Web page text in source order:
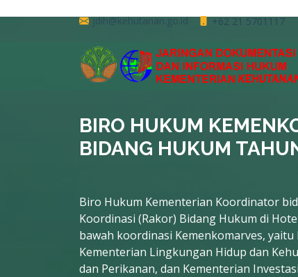
jdih@kehutanan.go.id +62 21 5701117
BIRO HUKUM
BIDANG HUKUM
Biro Hukum Kementerian Koordinator
Koordinasi (Rakor) Bidang Hukum di
bawah koordinasi Kemenkomarves,
Kementerian Lingkungan Hidup dan
dan Perikanan, dan Kementerian